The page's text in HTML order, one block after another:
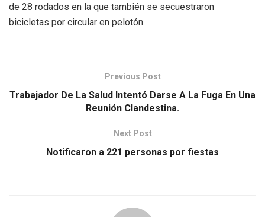
de 28 rodados en la que también se secuestraron
bicicletas por circular en pelotón.
Previous Post
Trabajador De La Salud Intentó Darse A La Fuga En Una
Reunión Clandestina.
Next Post
Notificaron a 221 personas por fiestas